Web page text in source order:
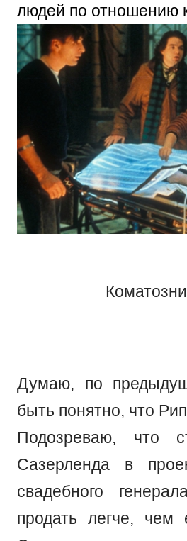
людей по отношению
Думаю, по
быть понятно, что
Подозреваю, что
Сазерленда в
свадебного
продать легче,